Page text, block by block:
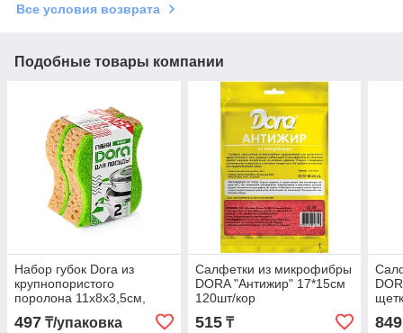
Все условия возврата
Подобные товары компании
Набор губок Dora из
крупнопористого
поролона 11х8х3,5см,
2шт/упак (100)
497 ₸/упаковка
Салфетки из микрофибры
DORA "Антижир" 17*15см
120шт/кор
515₸ 849